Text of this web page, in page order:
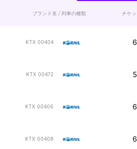
ブランド名 / 列車の種類 チケ
KTX 00404
KTX 00472
KTX 00406
KTX 00408